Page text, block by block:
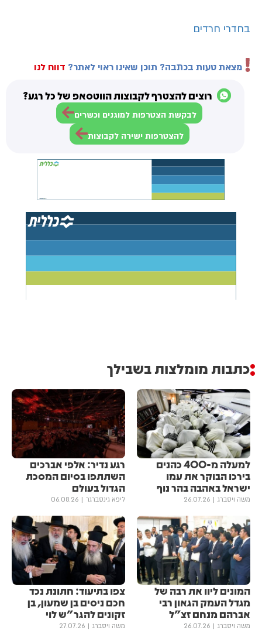
בחדרי חרדים
מצאת טעות בכתבה? תוכן שאינו ראוי לאתר? דווח לנו
רוצים להצטרף לקבוצות הווטסאפ של כל רגע?
לבקשת הצטרפות למוגנים וכשרים
להצטרפות ישירה לקבוצות
כתבות מומלצות בשבילך
למעלה מ-400 כהנים
בירכו הבוקר את עמו
ישראל באהבה בהר נוף
משה ויסברג 26.07.26
רגע נדיר: אלפי אברכים
השתתפו בסיום המסכת
הגדול בעולם
ליפא גינסברגר 06.08.26
המונים ליוו את רבה של
מגדל העמק הגאון רבי
אברהם מנחם זצ"ל
משה ויסברג 26.07.26
צפו בתיעוד: חתונת נכד
חכם ניסים בן שמעון, בן
זקונים להגר"ש לוי
משה ויסברג 27.07.26